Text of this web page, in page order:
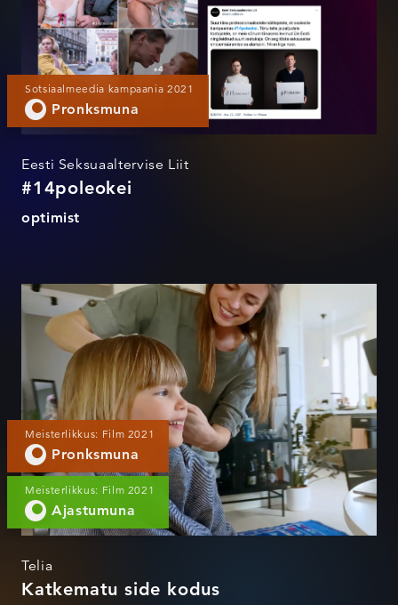
Sotsiaalmeedia kampaania 2021
Pronksmuna
Eesti Seksuaaltervise Liit
#14poleokei
optimist
Katkematu side kodus
Meisterlikkus: Film 2021
Pronksmuna
Meisterlikkus: Film 2021
Ajastumuna
Telia
Katkematu side kodus